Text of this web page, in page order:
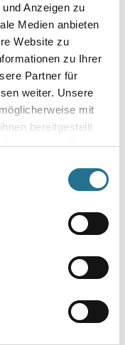
Anzeigen zu
Medien anbieten
Website zu
zu Ihrer
Partner für
weiter. Unsere
mit
bereitgestellt
der Dienste